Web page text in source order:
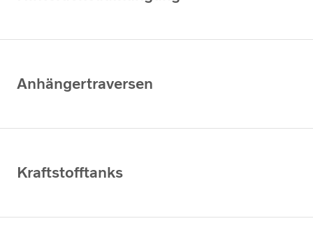
Anhängertraversen
Kraftstofftanks